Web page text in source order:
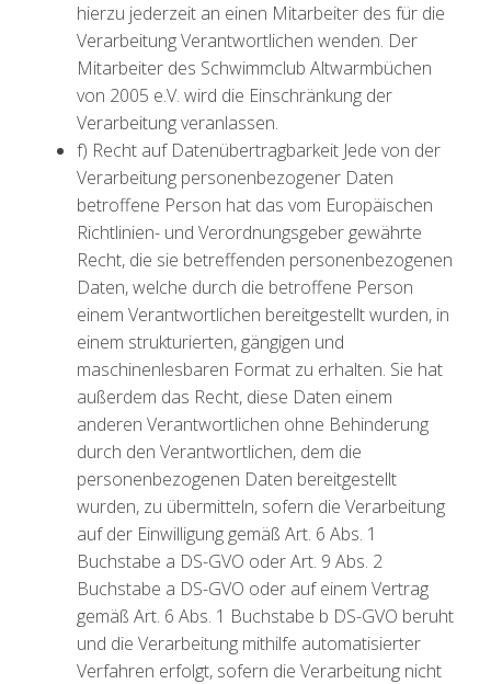
hierzu jederzeit an einen Mitarbeiter des für die
Verarbeitung Verantwortlichen wenden. Der
Mitarbeiter des Schwimmclub Altwarmbüchen
von 2005 e.V. wird die Einschränkung der
Verarbeitung veranlassen.
f) Recht auf Datenübertragbarkeit Jede von der
Verarbeitung personenbezogener Daten
betroffene Person hat das vom Europäischen
Richtlinien- und Verordnungsgeber gewährte
Recht, die sie betreffenden personenbezogenen
Daten, welche durch die betroffene Person
einem Verantwortlichen bereitgestellt wurden, in
einem strukturierten, gängigen und
maschinenlesbaren Format zu erhalten. Sie hat
außerdem das Recht, diese Daten einem
anderen Verantwortlichen ohne Behinderung
durch den Verantwortlichen, dem die
personenbezogenen Daten bereitgestellt
wurden, zu übermitteln, sofern die Verarbeitung
auf der Einwilligung gemäß Art. 6 Abs. 1
Buchstabe a DS-GVO oder Art. 9 Abs. 2
Buchstabe a DS-GVO oder auf einem Vertrag
gemäß Art. 6 Abs. 1 Buchstabe b DS-GVO beruht
und die Verarbeitung mithilfe automatisierter
Verfahren erfolgt, sofern die Verarbeitung nicht